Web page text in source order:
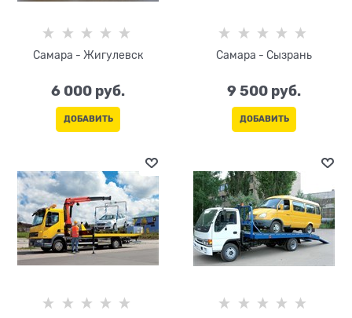
Самара - Жигулевск
6 000 руб.
ДОБАВИТЬ
Самара - Сызрань
9 500 руб.
ДОБАВИТЬ